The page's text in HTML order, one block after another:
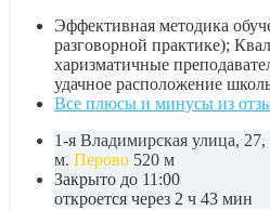
Эффективная методика
разговорной практике);
харизматичные
удачное расположение
Все плюсы и минусы из
1-я Владимирская улица, 27,
м. Перово 520 м
Закрыто до 11:00
откроется через 2 ч 43 мин